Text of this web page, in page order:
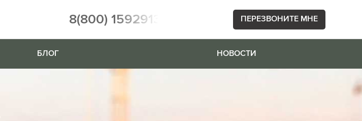
8(800) 1592913 ПЕРЕЗВОНИТЕ МНЕ
БЛОГ НОВОСТИ